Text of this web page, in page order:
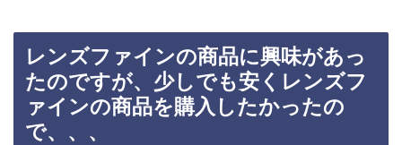
レンズファインの商品に興味があっ
たのですが、少しでも安くレンズフ
ァインの商品を購入したかったの
で、、、